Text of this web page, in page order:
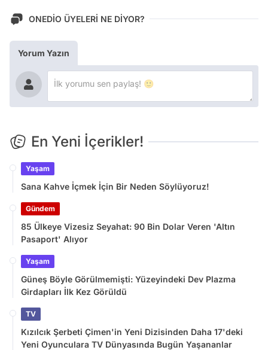
ONEDİO ÜYELERİ NE DİYOR?
Yorum Yazın
En Yeni İçerikler!
Yaşam
Sana Kahve İçmek İçin Bir Neden Söylüyoruz!
Gündem
85 Ülkeye Vizesiz Seyahat: 90 Bin Dolar Veren 'Altın
Pasaport' Alıyor
Yaşam
Güneş Böyle Görülmemişti: Yüzeyindeki Dev Plazma
Girdapları İlk Kez Görüldü
TV
Kızılcık Şerbeti Çimen'in Yeni Dizisinden Daha 17'deki
Yeni Oyunculara TV Dünyasında Bugün Yaşananlar